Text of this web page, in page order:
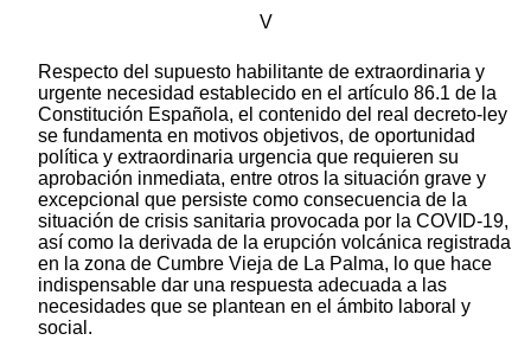
V
Respecto del supuesto habilitante de extraordinaria y
urgente necesidad establecido en el artículo 86.1 de la
Constitución Española, el contenido del real decreto-ley
se fundamenta en motivos objetivos, de oportunidad
política y extraordinaria urgencia que requieren su
aprobación inmediata, entre otros la situación grave y
excepcional que persiste como consecuencia de la
situación de crisis sanitaria provocada por la COVID-19,
así como la derivada de la erupción volcánica registrada
en la zona de Cumbre Vieja de La Palma, lo que hace
indispensable dar una respuesta adecuada a las
necesidades que se plantean en el ámbito laboral y
social.